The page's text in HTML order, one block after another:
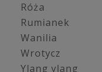
Róża
Rumianek
Wanilia
Wrotycz
Ylang ylang